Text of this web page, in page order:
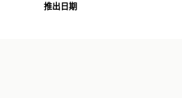
推出日期